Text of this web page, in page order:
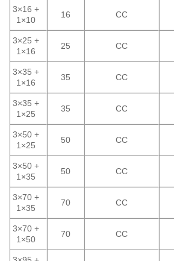
3×16 +
1×10
16 CC
3×25 +
1×16
25 CC
3×35 +
1×16
35 CC
3×35 +
1×25
35 CC
3×50 +
1×25
50 CC
3×50 +
1×35
50 CC
3×70 +
1×35
70 CC
3×70 +
1×50
70 CC